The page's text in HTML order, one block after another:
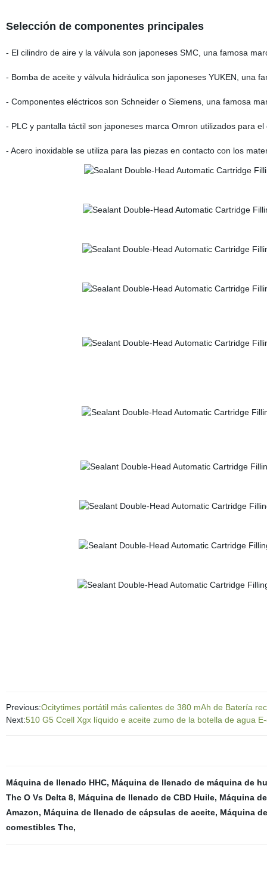
Selección de componentes principales
- El cilindro de aire y la válvula son japoneses SMC, una famosa
- Bomba de aceite y válvula hidráulica son japoneses YUKEN, una
- Componentes eléctricos son Schneider o Siemens, una famosa
- PLC y pantalla táctil son japoneses marca Omron utilizados para
- Acero inoxidable se utiliza para las piezas en contacto con los
Previous:Ocitytimes portátil más calientes de 380 mAh de Batería
Next:510 G5 Ccell Xgx líquido e aceite zumo de la botella de agua
Máquina de llenado HHC, Máquina de llenado de máquina de
Thc O Vs Delta 8, Máquina de llenado de CBD Huile, Máquina
Amazon, Máquina de llenado de cápsulas de aceite, Máquina
comestibles Thc,